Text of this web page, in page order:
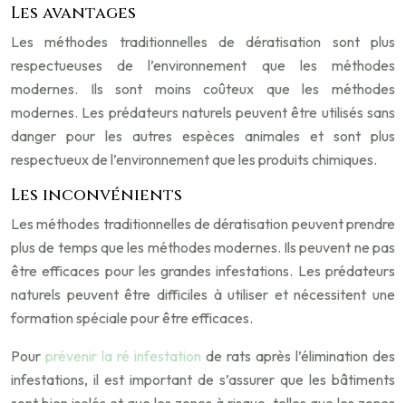
Les avantages
Les méthodes traditionnelles de dératisation sont plus
respectueuses de l’environnement que les méthodes
modernes. Ils sont moins coûteux que les méthodes
modernes. Les prédateurs naturels peuvent être utilisés sans
danger pour les autres espèces animales et sont plus
respectueux de l’environnement que les produits chimiques.
Les inconvénients
Les méthodes traditionnelles de dératisation peuvent prendre
plus de temps que les méthodes modernes. Ils peuvent ne pas
être efficaces pour les grandes infestations. Les prédateurs
naturels peuvent être difficiles à utiliser et nécessitent une
formation spéciale pour être efficaces.
Pour prévenir la ré infestation de rats après l’élimination des
infestations, il est important de s’assurer que les bâtiments